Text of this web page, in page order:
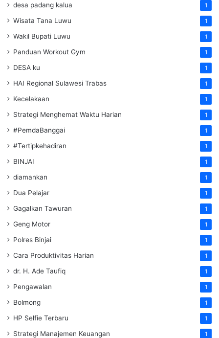
desa padang kalua 1
Wisata Tana Luwu 1
Wakil Bupati Luwu 1
Panduan Workout Gym 1
DESA ku 1
HAI Regional Sulawesi Trabas 1
Kecelakaan 1
Strategi Menghemat Waktu Harian 1
#PemdaBanggai 1
#Tertipkehadiran 1
BINJAI 1
diamankan 1
Dua Pelajar 1
Gagalkan Tawuran 1
Geng Motor 1
Polres Binjai 1
Cara Produktivitas Harian 1
dr. H. Ade Taufiq 1
Pengawalan 1
Bolmong 1
HP Selfie Terbaru 1
Strategi Manajemen Keuangan 1